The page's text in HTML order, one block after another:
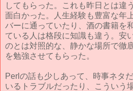
してもらった。これも昨日とは違
面白かった。人生経験も豊富な年
バーに通っていたり、酒の書籍を
ている人は格段に知識も違う。安
のとは対照的な、静かな場所で徹
を勉強させてもらった。
Perlの話も少しあって、時事ネタ
いるトラブルだったり、こういう